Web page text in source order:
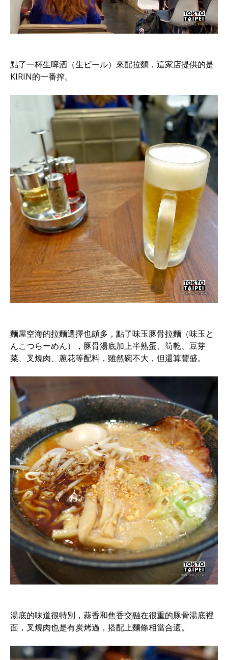
點了一杯生啤酒（生ビール）來配拉麵，這家店提供的是
KIRIN的一番搾。
麵屋空海的拉麵選擇也頗多，點了味玉豚骨拉麵（味玉と
んこつらーめん），豚骨湯底加上半熟蛋、筍乾、豆芽
菜、叉燒肉、蔥花等配料，雖然碗不大，但還算豐盛。
湯底的味道很特別，蒜香和焦香交融在很重的豚骨湯底裡
面，叉燒肉也是有炭烤過，搭配上麵條相當合適。